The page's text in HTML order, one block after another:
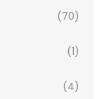
(70)
(1)
(4)